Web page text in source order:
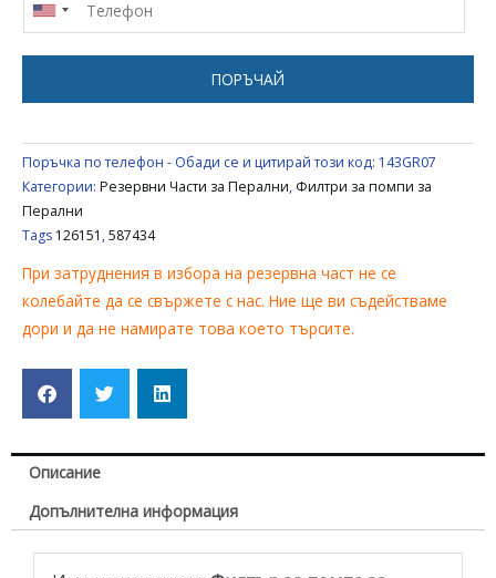
ПЕРАЛНЯ
KORTING
,
587434
ПОРЪЧАЙ
Поръчка по телефон - Обади се и цитирай този код: 143GR07
Категории: Резервни Части за Перални, Филтри за помпи за
Перални
Tags 126151 ,587434
При затруднения в избора на резервна част не се
колебайте да се свържете с нас. Ние ще ви съдействаме
дори и да не намирате това което търсите.
Описание
Допълнителна информация